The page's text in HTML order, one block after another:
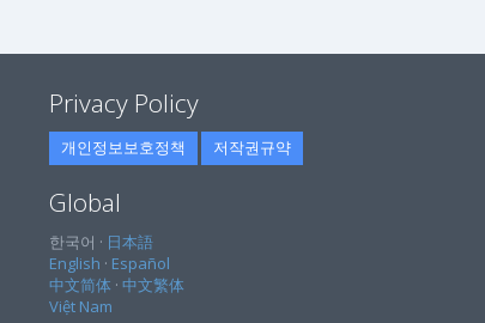
Privacy Policy
개인정보보호정책 저작권규약
Global
한국어 · 日本語
English · Español
中文简体 · 中文繁体
Việt Nam